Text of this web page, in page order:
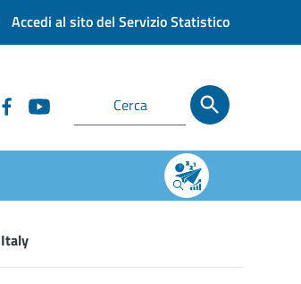
Accedi al sito del Servizio Statistico